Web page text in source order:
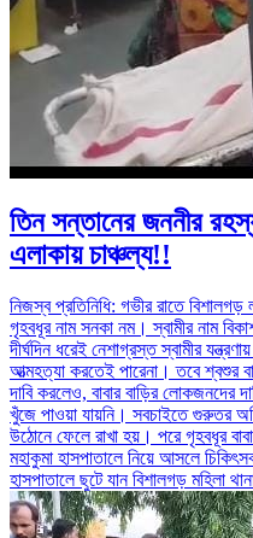
তিন সন্তানের জননীর
এলাকায় চাঞ্চল্য!!
নিজস্ব প্রতিনিধি: গভীর রাতে
গৃহবধূর নাম সনকা নম। স্বামীর নাম
দীর্ঘদিন ধরেই নেশাগ্রস্ত স্বামীর
আত্মহত্যা করতেই পারেনা। তবে শ্বশুর
দাবি করলেও, বাবার বাড়ির লোকজনদের
খুঁজে পাওয়া যায়নি। সবচাইতে গুরুতর
উঠোনে ফেলে রাখা হয়। পরে গৃহবধূর
মহাকুমা হাসপাতালে নিয়ে আসলে
হাসপাতালে ছুটে যান বিশালগড় মহিলা